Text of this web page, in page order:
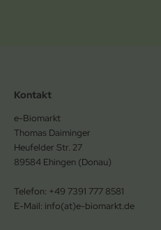
Kontakt
e-Biomarkt
Thomas Daiminger
Heufelder Str. 27
89584 Ehingen (Donau)
Telefon: +49 7391 777 8581
E-Mail: info(at)e-biomarkt.de